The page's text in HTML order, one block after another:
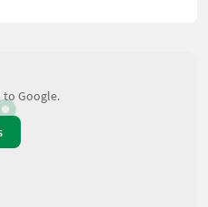
Google.